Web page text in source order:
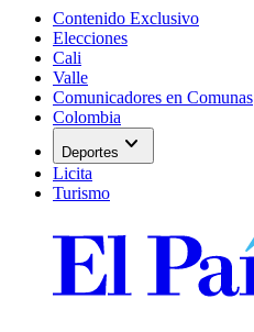
Contenido Exclusivo
Elecciones
Cali
Valle
Comunicadores en Comunas
Colombia
Deportes expand_more
Licita
Turismo